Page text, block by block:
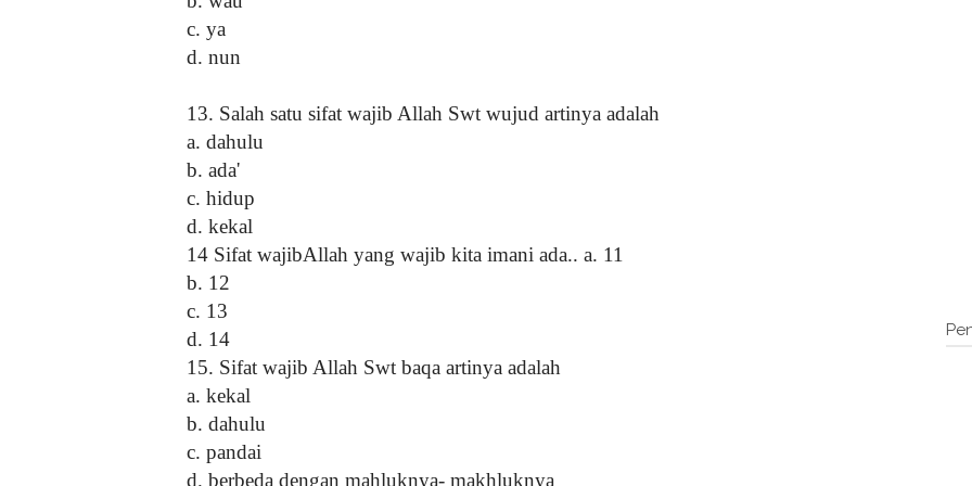
c. ya
d. nun
13. Salah satu sifat wajib Allah Swt wujud artinya adalah
a. dahulu
b. ada'
c. hidup
d. kekal
14 Sifat wajibAllah yang wajib kita imani ada.. a. 11
b. 12
c. 13
d. 14
15. Sifat wajib Allah Swt baqa artinya adalah
a. kekal
b. dahulu
c. pandai
d. berbeda dengan mahluknya- makhluknya